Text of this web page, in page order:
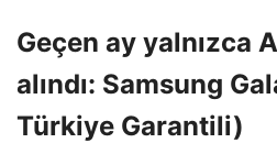
Geçen ay yalnızca
alındı: Samsung
Türkiye Garantili)